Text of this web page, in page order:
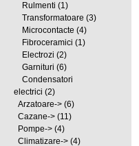
Rulmenti (1)
Transformatoare (3)
Microcontacte (4)
Fibroceramici (1)
Electrozi (2)
Garnituri (6)
Condensatori
electrici (2)
Arzatoare->(6)
Cazane->(11)
Pompe->(4)
Climatizare->(4)